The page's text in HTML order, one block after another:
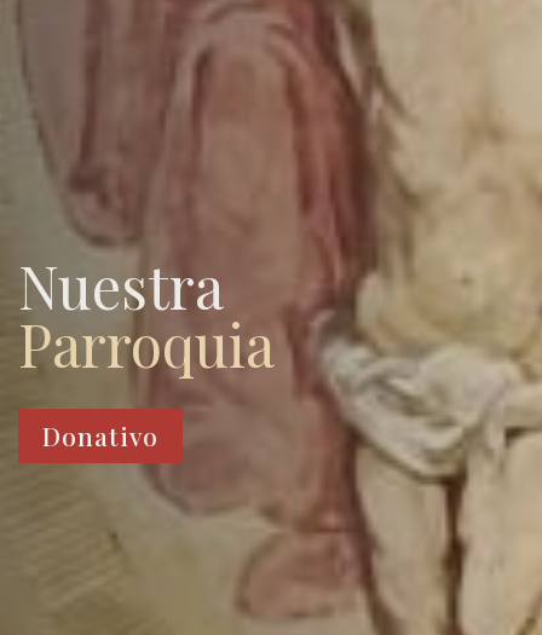
Nuestra
Parroquia
Donativo